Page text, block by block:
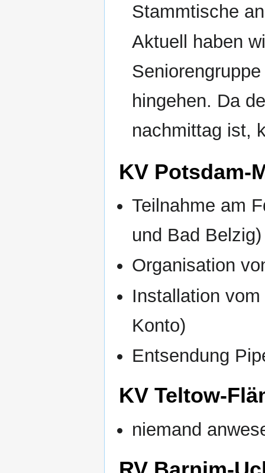
Stammtische
Aktuell haben
hingehen. Da
nachmittag ist,
KV Potsdam-
Teilnahme am
und Bad Belzig)
Organisation
Installation
Konto)
Entsendung
KV Teltow-
niemand